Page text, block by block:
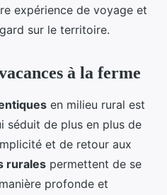
expérience de voyage et
sur le territoire.
à la ferme
en milieu rural est
séduit de plus en plus de
et de retour aux
rurales permettent de se
profonde et